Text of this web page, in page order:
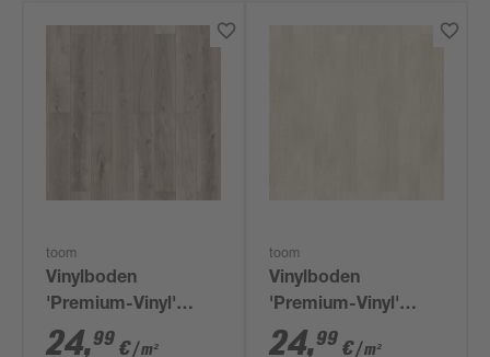
toom
Vinylboden
'Premium-Vinyl'
Eiche grau 4 mm
24,99 €/ m²
toom
Vinylboden
'Premium-Vinyl'
Pinie weiß 4 mm
24,99 €/ m²